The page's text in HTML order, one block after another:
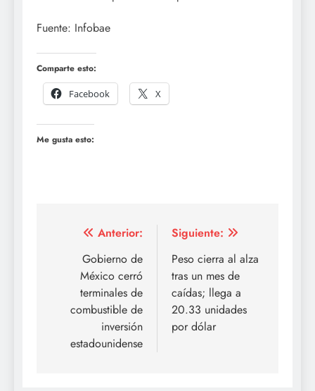
Fuente: Infobae
Comparte esto:
Facebook
X
Me gusta esto:
Navegación
entradas
Anterior:
Gobierno de
México cerró
terminales de
combustible de
inversión
estadounidense
Siguiente:
Peso cierra al alza
tras un mes de
caídas; llega a
20.33 unidades
por dólar